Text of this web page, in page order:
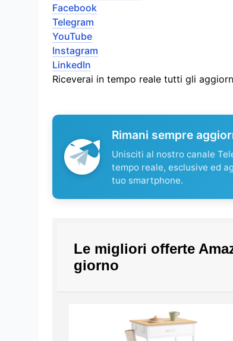
Facebook
Telegram
YouTube
Instagram
LinkedIn
Riceverai in tempo reale tutti gli
Rimani sempre
Unisciti al nostro canale
tempo reale, esclusive ed
tuo smartphone.